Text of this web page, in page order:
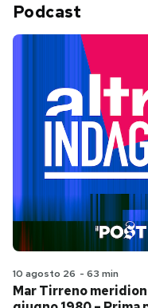
Podcast
10 agosto 26 - 63 min
Mar Tirreno